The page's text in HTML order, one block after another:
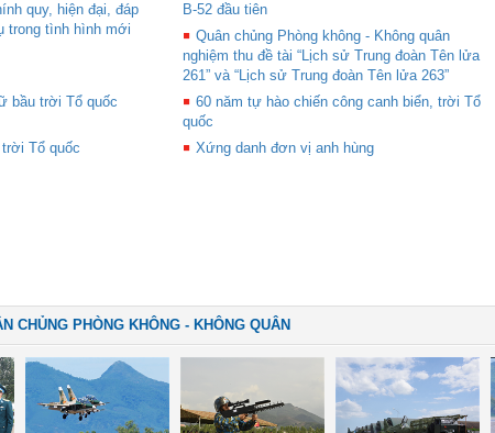
quy, hiện đại, đáp
trong tình hình mới
B-52 đầu tiên
Quân chủng Phòng không - Không quân
nghiệm thu đề tài “Lịch sử Trung đoàn Tên lửa
261” và “Lịch sử Trung đoàn Tên lửa 263”
bầu trời Tổ quốc
60 năm tự hào chiến công canh biển, trời Tổ
quốc
Tổ quốc
Xứng danh đơn vị anh hùng
CHỦNG PHÒNG KHÔNG - KHÔNG QUÂN